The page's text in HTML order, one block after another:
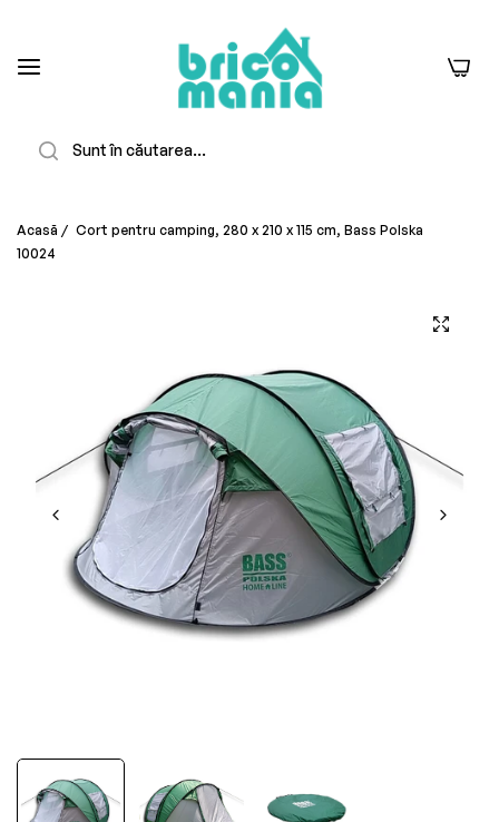
0
Acasă / Cort pentru camping, 280 x 210 x 115 cm, Bass Polska
10024